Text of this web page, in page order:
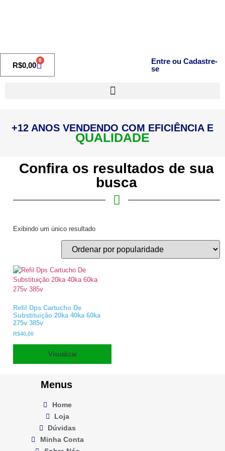
R$0,00
0
Entre ou Cadastre-
se
+12 ANOS VENDENDO COM EFICIÊNCIA E
QUALIDADE
Confira os resultados de sua
busca
Exibindo um único resultado
Refil Dps Cartucho De
Substituição 20ka 40ka 60ka
275v 385v
R$40,00
Visualizar
Menus
Home
Loja
Dúvidas
Minha Conta